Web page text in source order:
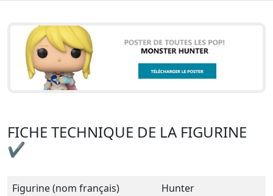
FICHE TECHNIQUE DE LA FIGURINE
✔
Figurine (nom français)
Hunter